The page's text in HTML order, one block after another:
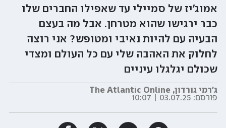
אמוג'יז של סמיילי עד שאפילו החברים שלו
כבר ירגישו שהוא מטרחן. אבל מה בעצם
הבעיה עם להיות נאיבי ומטופש? אני רוצה
לחלוק את האהבה שלי עם כל העולם ומצדי
שכולם יגלגלו עיניים
ג'רמי גורדון, The Atlantic Online
פורסם: 03.07.25 | 10:07